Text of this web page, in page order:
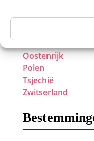
Duitsland
Groot-Brittanië
Oostenrijk
Polen
Tsjechië
Zwitserland